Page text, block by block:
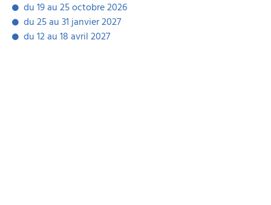
du 19 au 25 octobre 2026
du 25 au 31 janvier 2027
du 12 au 18 avril 2027